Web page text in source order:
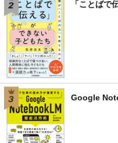
「ことばで
Google